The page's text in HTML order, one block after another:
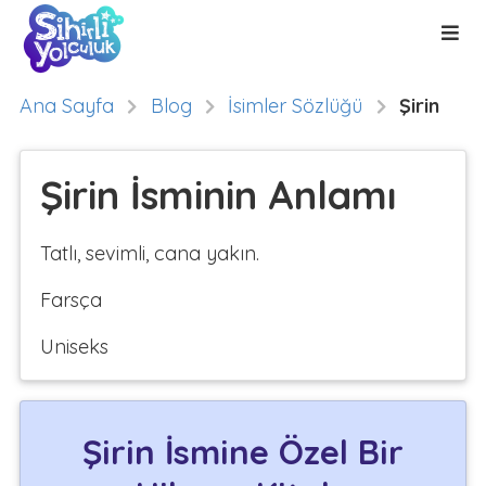
Ana Sayfa Blog İsimler Sözlüğü Şirin
Şirin İsminin Anlamı
Tatlı, sevimli, cana yakın.
Farsça
Uniseks
Şirin İsmine Özel Bir